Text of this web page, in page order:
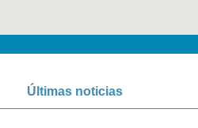
Últimas noticias